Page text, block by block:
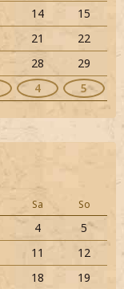
14
15
21
22
28
29
4 5
Sa So
4
5
11
12
18
19